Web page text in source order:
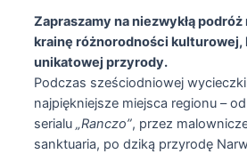
Zapraszamy na niezwykłą podróż
krainę różnorodności
unikatowej przyrody.
Podczas sześciodniowej
najpiękniejsze miejsca regionu –
serialu „Ranczo”, przez
sanktuaria, po dziką przyrodę